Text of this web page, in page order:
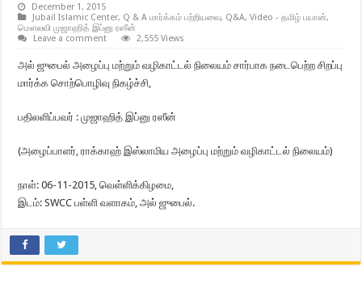
December 1, 2015
Jubail Islamic Center, Q & A மார்க்கம் பற்றியவை, Q&A,Video - தமிழ் பயான்,
மௌலவி முஜாஹித் இப்னு ரஸீன்
Leave a comment
2,555 Views
அல் ஜுபைல் அழைப்பு மற்றும் வழிகாட்டல் நிலையம் சார்பாக நடைபெற்ற சிறப்பு
மார்க்க சொற்பொழிவு நிகழ்ச்சி,
பதிலளிப்பவர் : முஜாஹித் இப்னு ரஸீன்
(அழைப்பாளர், ராக்காஹ் இஸ்லாமிய அழைப்பு மற்றும் வழிகாட்டல் நிலையம்)
நாள்: 06-11-2015, வெள்ளிக்கிழமை,
இடம்: SWCC பள்ளி வளாகம், அல் ஜுபைல்.